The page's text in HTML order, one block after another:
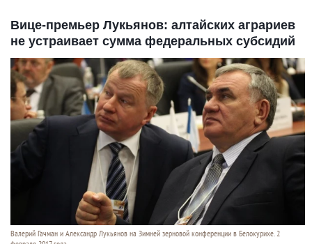
Вице-премьер Лукьянов: алтайских аграриев
не устраивает сумма федеральных субсидий
Валерий Гачман и Александр Лукьянов на Зимней зерновой конференции в Белокурихе. 2